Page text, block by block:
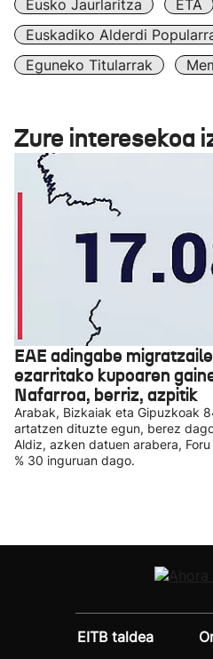
Eusko Jaurlaritza
ETA
Euskadiko Alderdi
Eguneko Titularrak
Zure interesekoa
EAE adingabe
ezarritako kupoaren
Nafarroa, berriz, azpitik
Arabak, Bizkaiak eta Gipuzkoak
artatzen dituzte egun, berez
Aldiz, azken datuen arabera,
% 30 inguruan dago.
EITB taldea